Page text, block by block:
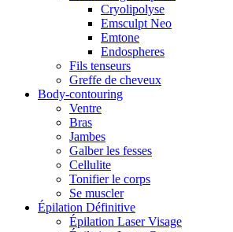
Cryolipolyse
Emsculpt Neo
Emtone
Endospheres
Fils tenseurs
Greffe de cheveux
Body-contouring
Ventre
Bras
Jambes
Galber les fesses
Cellulite
Tonifier le corps
Se muscler
Épilation Définitive
Épilation Laser Visage